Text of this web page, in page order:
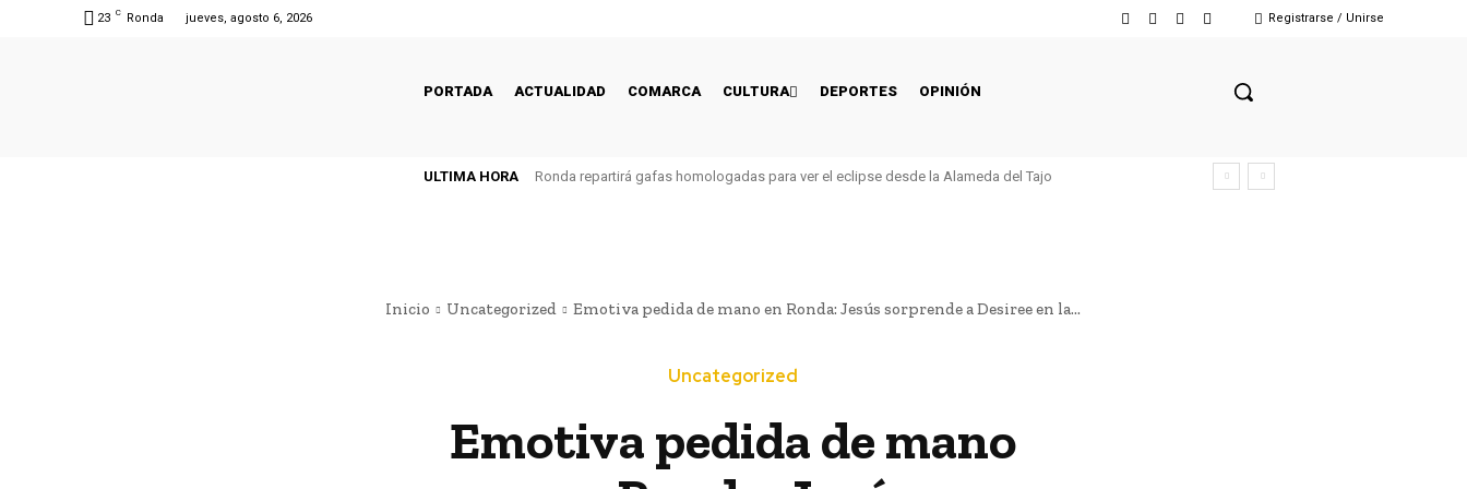
23 C Ronda jueves, agosto 6, 2026 Registrarse / Unirse
PORTADA ACTUALIDAD COMARCA CULTURA DEPORTES OPINIÓN
ULTIMA HORA Ronda repartirá gafas homologadas para ver el eclipse desde la Alameda del Tajo
Inicio Uncategorized Emotiva pedida de mano en Ronda: Jesús sorprende a Desiree en la...
Uncategorized
Emotiva pedida de mano